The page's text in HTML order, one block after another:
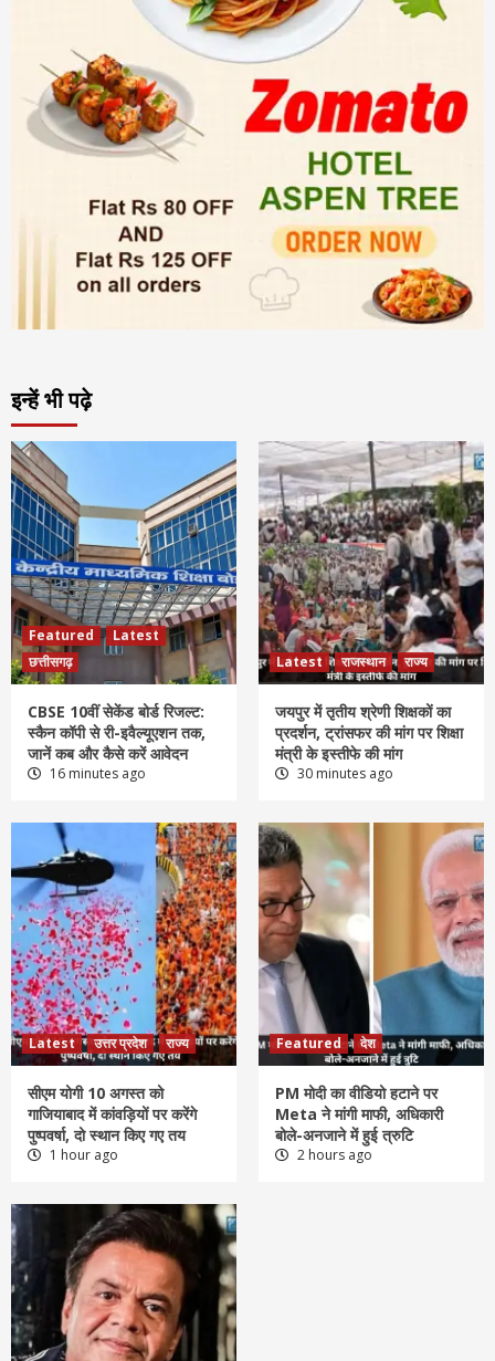
इन्हें भी पढ़े
Featured
Latest
छत्तीसगढ़
CBSE 10वीं सेकेंड बोर्ड रिजल्ट:
स्कैन कॉपी से री-इवैल्यूएशन तक,
जानें कब और कैसे करें आवेदन
16 minutes ago
Latest राजस्थान राज्य
जयपुर में तृतीय श्रेणी शिक्षकों का
प्रदर्शन, ट्रांसफर की मांग पर शिक्षा
मंत्री के इस्तीफे की मांग
30 minutes ago
Latest उत्तर प्रदेश राज्य
सीएम योगी 10 अगस्त को
गाजियाबाद में कांवड़ियों पर करेंगे
पुष्पवर्षा, दो स्थान किए गए तय
1 hour ago
Featured देश
PM मोदी का वीडियो हटाने पर
Meta ने मांगी माफी, अधिकारी
बोले-अनजाने में हुई त्रुटि
2 hours ago